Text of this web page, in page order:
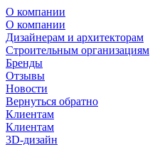
О компании
О компании
Дизайнерам и архитекторам
Строительным организациям
Бренды
Отзывы
Новости
Вернуться обратно
Клиентам
Клиентам
3D-дизайн